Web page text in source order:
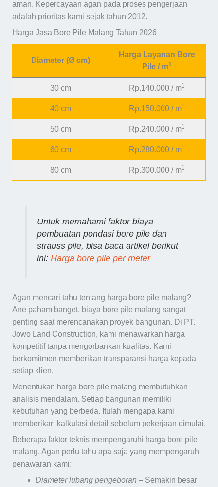
aman. Kepercayaan agan pada proses pengerjaan
adalah prioritas kami sejak tahun 2012.
Harga Jasa Bore Pile Malang Tahun 2026
Diameter (Ø cm)
Harga Layanan Bore
Pile / m1
30 cm Rp.140.000 / m1
40 cm Rp.150.000 / m1
50 cm Rp.240.000 / m1
60 cm Rp.280.000 / m1
80 cm Rp.300.000 / m1
Untuk memahami faktor biaya
pembuatan pondasi bore pile dan
strauss pile, bisa baca artikel berikut
ini:Harga bore pile per meter
Agan mencari tahu tentang harga bore pile malang?
Ane paham banget, biaya bore pile malang sangat
penting saat merencanakan proyek bangunan. Di PT.
Jowo Land Construction, kami menawarkan harga
kompetitif tanpa mengorbankan kualitas. Kami
berkomitmen memberikan transparansi harga kepada
setiap klien.
Menentukan harga bore pile malang membutuhkan
analisis mendalam. Setiap bangunan memiliki
kebutuhan yang berbeda. Itulah mengapa kami
memberikan kalkulasi detail sebelum pekerjaan dimulai.
Beberapa faktor teknis mempengaruhi harga bore pile
malang. Agan perlu tahu apa saja yang mempengaruhi
penawaran kami:
Diameter lubang pengeboran – Semakin besar